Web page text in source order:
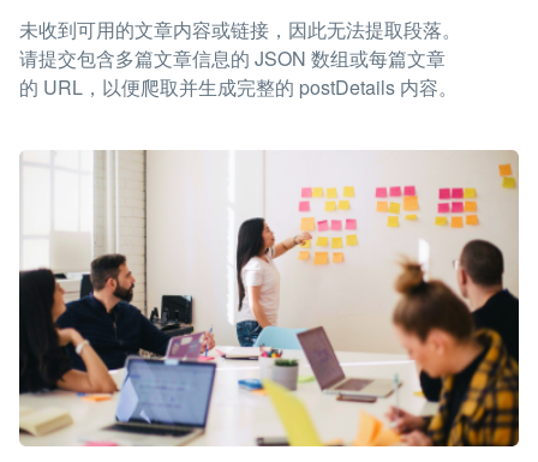
未收到可用的文章内容或链接，因此无法提取段落。
请提交包含多篇文章信息的 JSON 数组或每篇文章
的 URL，以便爬取并生成完整的 postDetails 内容。